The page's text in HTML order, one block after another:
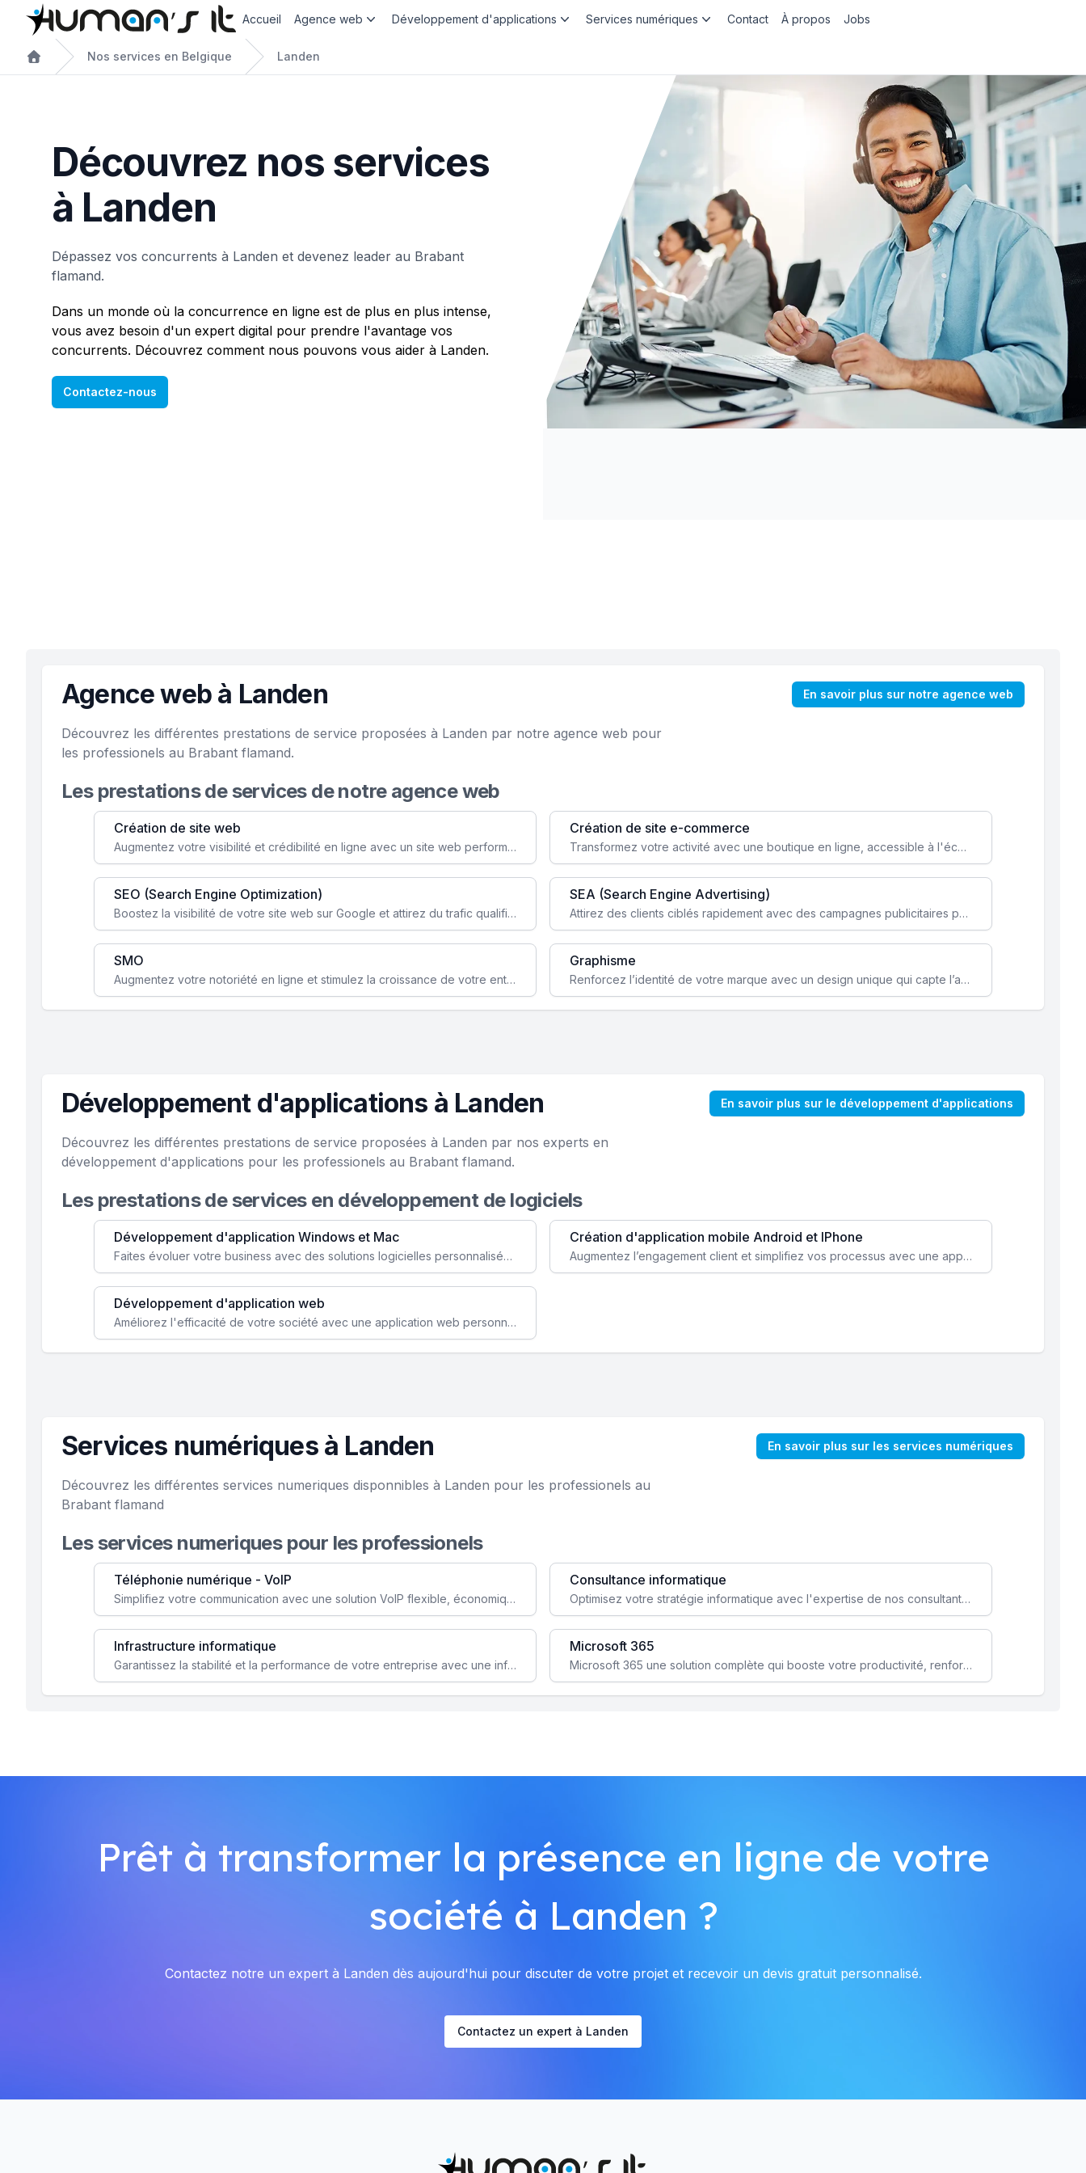
Accueil Agence web Développement d'applications Services numériques Contact À propos Jobs
Nos services en Belgique Landen
Découvrez nos services
à Landen
Dépassez vos concurrents à Landen et devenez leader au Brabant
flamand.
Dans un monde où la concurrence en ligne est de plus en plus intense,
vous avez besoin d'un expert digital pour prendre l'avantage vos
concurrents. Découvrez comment nous pouvons vous aider à Landen.
Contactez-nous
Agence web à Landen En savoir plus sur notre agence web
Découvrez les différentes prestations de service proposées à Landen par notre agence web pour
les professionels au Brabant flamand.
Les prestations de services de notre agence web
Création de site web
Augmentez votre visibilité et crédibilité en ligne avec un site web performant, conçu pour attirer plus de clients.
Création de site e-commerce
Transformez votre activité avec une boutique en ligne, accessible à l'échelle mondiale 24/7.
SEO (Search Engine Optimization)
Boostez la visibilité de votre site web sur Google et attirez du trafic qualifié grâce à nos stratégies SEO.
SEA (Search Engine Advertising)
Attirez des clients ciblés rapidement avec des campagnes publicitaires payantes optimisées pour vos objectifs.
SMO
Augmentez votre notoriété en ligne et stimulez la croissance de votre entreprise grâce à une stratégie sociale sur mesure.
Graphisme
Renforcez l’identité de votre marque avec un design unique qui capte l’attention et engage vos clients.
Développement d'applications à Landen En savoir plus sur le développement d'applications
Découvrez les différentes prestations de service proposées à Landen par nos experts en
développement d'applications pour les professionels au Brabant flamand.
Les prestations de services en développement de logiciels
Développement d'application Windows et Mac
Faites évoluer votre business avec des solutions logicielles personnalisées, parfaitement adaptées à vos besoins spécifiques.
Création d'application mobile Android et IPhone
Augmentez l’engagement client et simplifiez vos processus avec une application mobile sur mesure, disponible sur iOS et Android.
Développement d'application web
Améliorez l'efficacité de votre société avec une application web personnalisée accessible partout et tout le temps.
Services numériques à Landen En savoir plus sur les services numériques
Découvrez les différentes services numeriques disponnibles à Landen pour les professionels au
Brabant flamand
Les services numeriques pour les professionels
Téléphonie numérique - VoIP
Simplifiez votre communication avec une solution VoIP flexible, économique et adaptée à vos besoins professionnels.
Consultance informatique
Optimisez votre stratégie informatique avec l'expertise de nos consultants pour améliorer votre efficacité et sécurité.
Infrastructure informatique
Garantissez la stabilité et la performance de votre entreprise avec une infrastructure IT sécurisée et évolutive.
Microsoft 365
Microsoft 365 une solution complète qui booste votre productivité, renforce la sécurité de vos données et facilite la collaboration.
Prêt à transformer la présence en ligne de votre
société à Landen ?
Contactez notre un expert à Landen dès aujourd'hui pour discuter de votre projet et recevoir un devis gratuit personnalisé.
Contactez un expert à Landen